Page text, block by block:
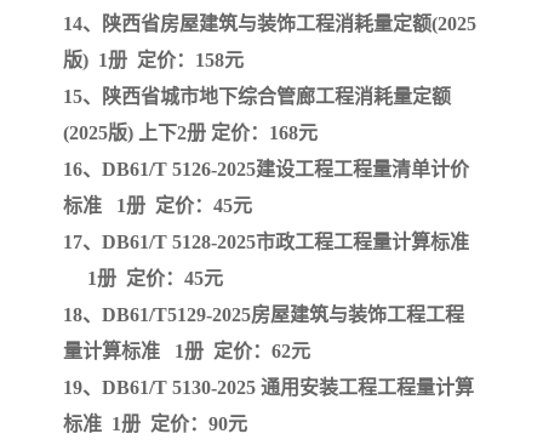
14、陕西省房屋建筑与装饰工程消耗量定额(2025
版) 1册 定价：158元
15、陕西省城市地下综合管廊工程消耗量定额
(2025版) 上下2册 定价：168元
16、DB61/T 5126-2025建设工程工程量清单计价
标准 1册 定价：45元
17、DB61/T 5128-2025市政工程工程量计算标准
1册 定价：45元
18、DB61/T5129-2025房屋建筑与装饰工程工程
量计算标准 1册 定价：62元
19、DB61/T 5130-2025 通用安装工程工程量计算
标准 1册 定价：90元